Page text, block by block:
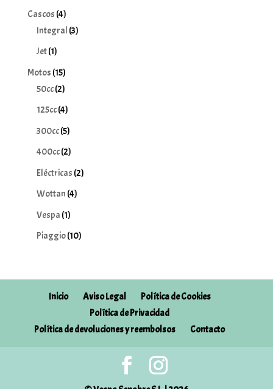
Cascos 44
productos
Integral 33
Jet 11
producto
Motos 1515
productos
50cc 22
productos
125cc 44
productos
300cc 55
productos
400cc 22
productos
Eléctricas 22
Wottan 44
Vespa 11
producto
Piaggio 1010
Inicio Aviso Legal
Política de Cookies
Política de Privacidad
Política de devoluciones y reembolsos
Contacto